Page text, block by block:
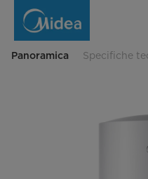
elettrico
cilindrico
Panoramica Specifiche